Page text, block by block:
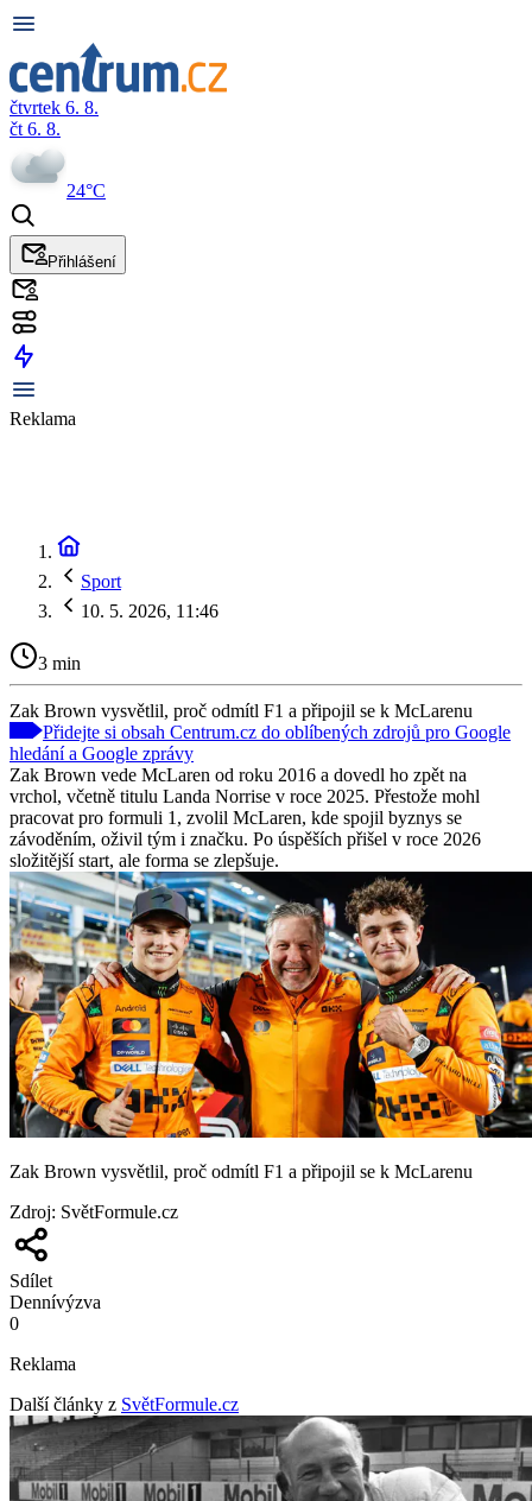
čtvrtek 6. 8.
čt 6. 8.
24°C
Přihlášení
Reklama
Sport
10. 5. 2026, 11:46
3 min
Zak Brown vysvětlil, proč odmítl F1 a připojil se k McLarenu
Přidejte si obsah Centrum.cz do oblíbených zdrojů pro Google
hledání a Google zprávy
Zak Brown vede McLaren od roku 2016 a dovedl ho zpět na
vrchol, včetně titulu Landa Norrise v roce 2025. Přestože mohl
pracovat pro formuli 1, zvolil McLaren, kde spojil byznys se
závoděním, oživil tým i značku. Po úspěších přišel v roce 2026
složitější start, ale forma se zlepšuje.
Zak Brown vysvětlil, proč odmítl F1 a připojil se k McLarenu
Zdroj: SvětFormule.cz
Sdílet
Dennívýzva
0
Reklama
Další články z SvětFormule.cz